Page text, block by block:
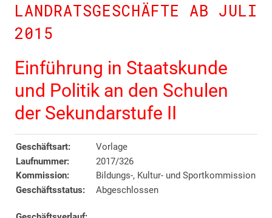
LANDRATSGESCHÄFTE AB JULI
2015